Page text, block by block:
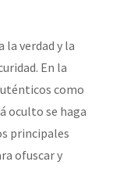
la verdad y la
En la
como
oculto se haga
principales
ofuscar y